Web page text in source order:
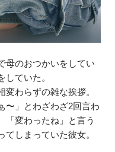
母のおつかいをしてい
ていた。
わらずの雑な挨拶。
〜」とわざわざ2回言わ
「変わったね」と言う
しまっていた彼女。